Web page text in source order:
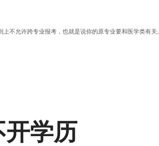
允许跨专业报考，也就是说你的原专业要和医学类有关
等教育自学考试机构颁发的专科毕业证书或以上证书的人
开学历